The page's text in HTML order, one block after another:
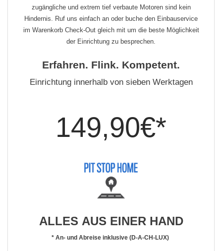
zugängliche und extrem tief verbaute Motoren sind kein
Hindernis. Ruf uns einfach an oder buche den Einbauservice
im Warenkorb Check-Out gleich mit um die beste Möglichkeit
der Einrichtung zu besprechen.
Erfahren. Flink. Kompetent.
Einrichtung innerhalb von sieben Werktagen
149,90€*
ALLES AUS EINER HAND
* An- und Abreise inklusive (D-A-CH-LUX)